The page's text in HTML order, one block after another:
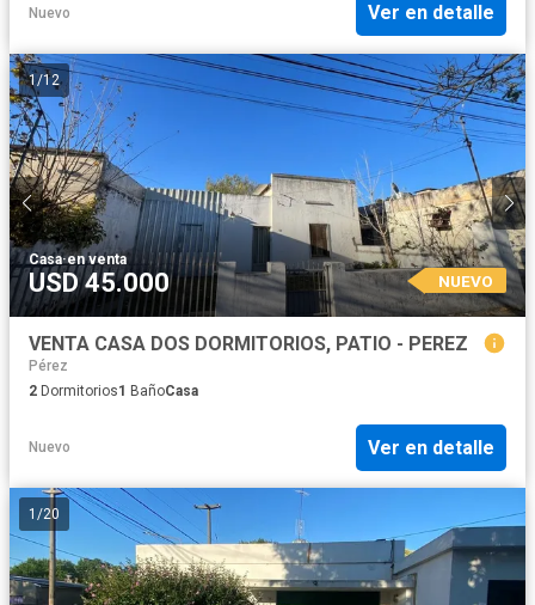
Nuevo Ver en detalle
1/12
Casa·en venta
USD 45.000 NUEVO
VENTA CASA DOS DORMITORIOS, PATIO - PEREZ
Pérez
2 Dormitorios1 BañoCasa
Nuevo Ver en detalle
1 /20